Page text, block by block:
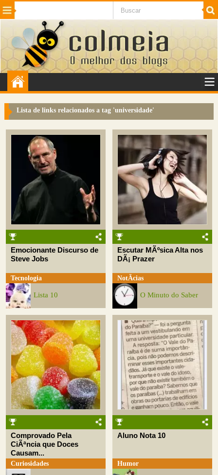
Beleza Cinema e TV
Internet Jogos NotÃ­cias SaÃºde
VeÃ­culos Adulto
Sugerir Link
Colmeia Exchange
Perguntas Frequentes
Contato
Lista de links relacionados a tag 'universidade'
Emocionante Discurso de
Steve Jobs
Tecnologia
Lista 10
Escutar MÃºsica Alta nos
DÃ¡ Prazer
NotÃ­cias
O Minuto do Saber
Comprovado Pela
CiÃªncia que Doces
Causam...
Curiosidades
Aluno Nota 10
Humor